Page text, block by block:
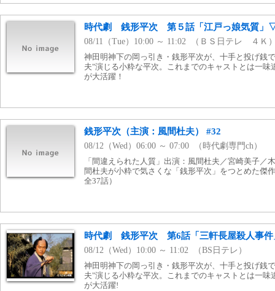
時代劇 銭形平次 第５話「江戸っ娘気質」
08/11（Tue）10:00 ～ 11:02 （ＢＳ日テレ ４Ｋ
神田明神下の岡っ引き・銭形平次が、十手と投げ銭
夫"演じる小粋な平次。これまでのキャストとは一味
が大活躍！
銭形平次（主演：風間杜夫） #32
08/12（Wed）06:00 ～ 07:00 （時代劇専門ch）
「間違えられた人質」出演：風間杜夫／宮崎美子
間杜夫が小粋で気さくな「銭形平次」をつとめた傑
全37話）
時代劇 銭形平次 第6話「三軒長屋殺人事
08/12（Wed）10:00 ～ 11:02 （BS日テレ）
神田明神下の岡っ引き・銭形平次が、十手と投げ銭
夫"演じる小粋な平次。これまでのキャストとは一味
が大活躍!